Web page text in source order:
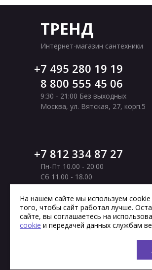
ТРЕНД
Интернет-магазин сантехники
7 495 280 19 19
8 800 555 45 06
9:30 - 21:00 Без выходных
Москва, ул. Вятская, 27, корп.5
7 812 334 87 27
Пн-Пт 10.00 - 20.00
Сб 11.00 - 18.00
Вс Выходной
Санкт-Петербург,Московское
корп. 2
На нашем сайте мы используем
того, чтобы сайт работал лучше.
сайте, вы соглашаетесь на
cookie и передачей данных службам